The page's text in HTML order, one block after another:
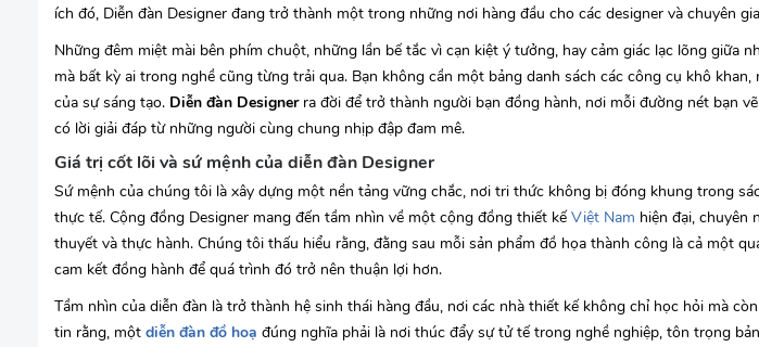
ích đó, Diễn đàn Designer đang trở thành một trong những nơi hàng đầu cho các designer và chuyên
Những đêm miệt mài bên phím chuột, những lần bế tắc vì cạn kiệt ý tưởng, hay cảm giác lạc lõng giữa
mà bất kỳ ai trong nghề cũng từng trải qua. Bạn không cần một bảng danh sách các công cụ khô
của sự sáng tạo. Diễn đàn Designerra đời để trở thành người bạn đồng hành, nơi mỗi đường nét bạn
có lời giải đáp từ những người cùng chung nhịp đập đam mê.
Giá trị cốt lõi và sứ mệnh của diễn đàn Designer
Sứ mệnh của chúng tôi là xây dựng một nền tảng vững chắc, nơi tri thức không bị đóng khung trong
thực tế. Cộng đồng Designer mang đến tầm nhìn về một cộng đồng thiết kế Việt Nam hiện đại, chuyên
thuyết và thực hành. Chúng tôi thấu hiểu rằng, đằng sau mỗi sản phẩm đồ họa thành công là cả một
cam kết đồng hành để quá trình đó trở nên thuận lợi hơn.
Tầm nhìn của diễn đàn là trở thành hệ sinh thái hàng đầu, nơi các nhà thiết kế không chỉ học hỏi mà
tin rằng, một diễn đàn đồ hoạ đúng nghĩa phải là nơi thúc đẩy sự tử tế trong nghề nghiệp, tôn trọng